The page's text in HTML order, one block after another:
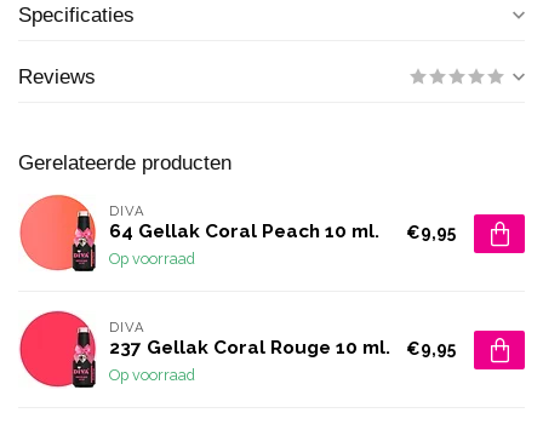
Specificaties
Reviews
Gerelateerde producten
DIVA
64 Gellak Coral Peach 10 ml.
Op voorraad
€9,95
DIVA
237 Gellak Coral Rouge 10 ml.
Op voorraad
€9,95